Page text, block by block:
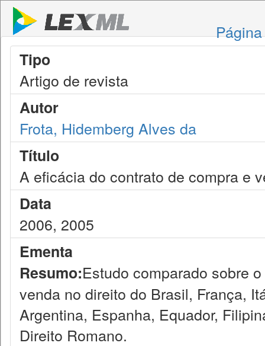
Tipo
Artigo de revista
Autor
Frota, Hidemberg Alves da
Título
A eficácia do contrato de compra e
Data
2006, 2005
Ementa
Resumo:Estudo comparado sobre
venda no direito do Brasil, França,
Argentina, Espanha, Equador,
Direito Romano.